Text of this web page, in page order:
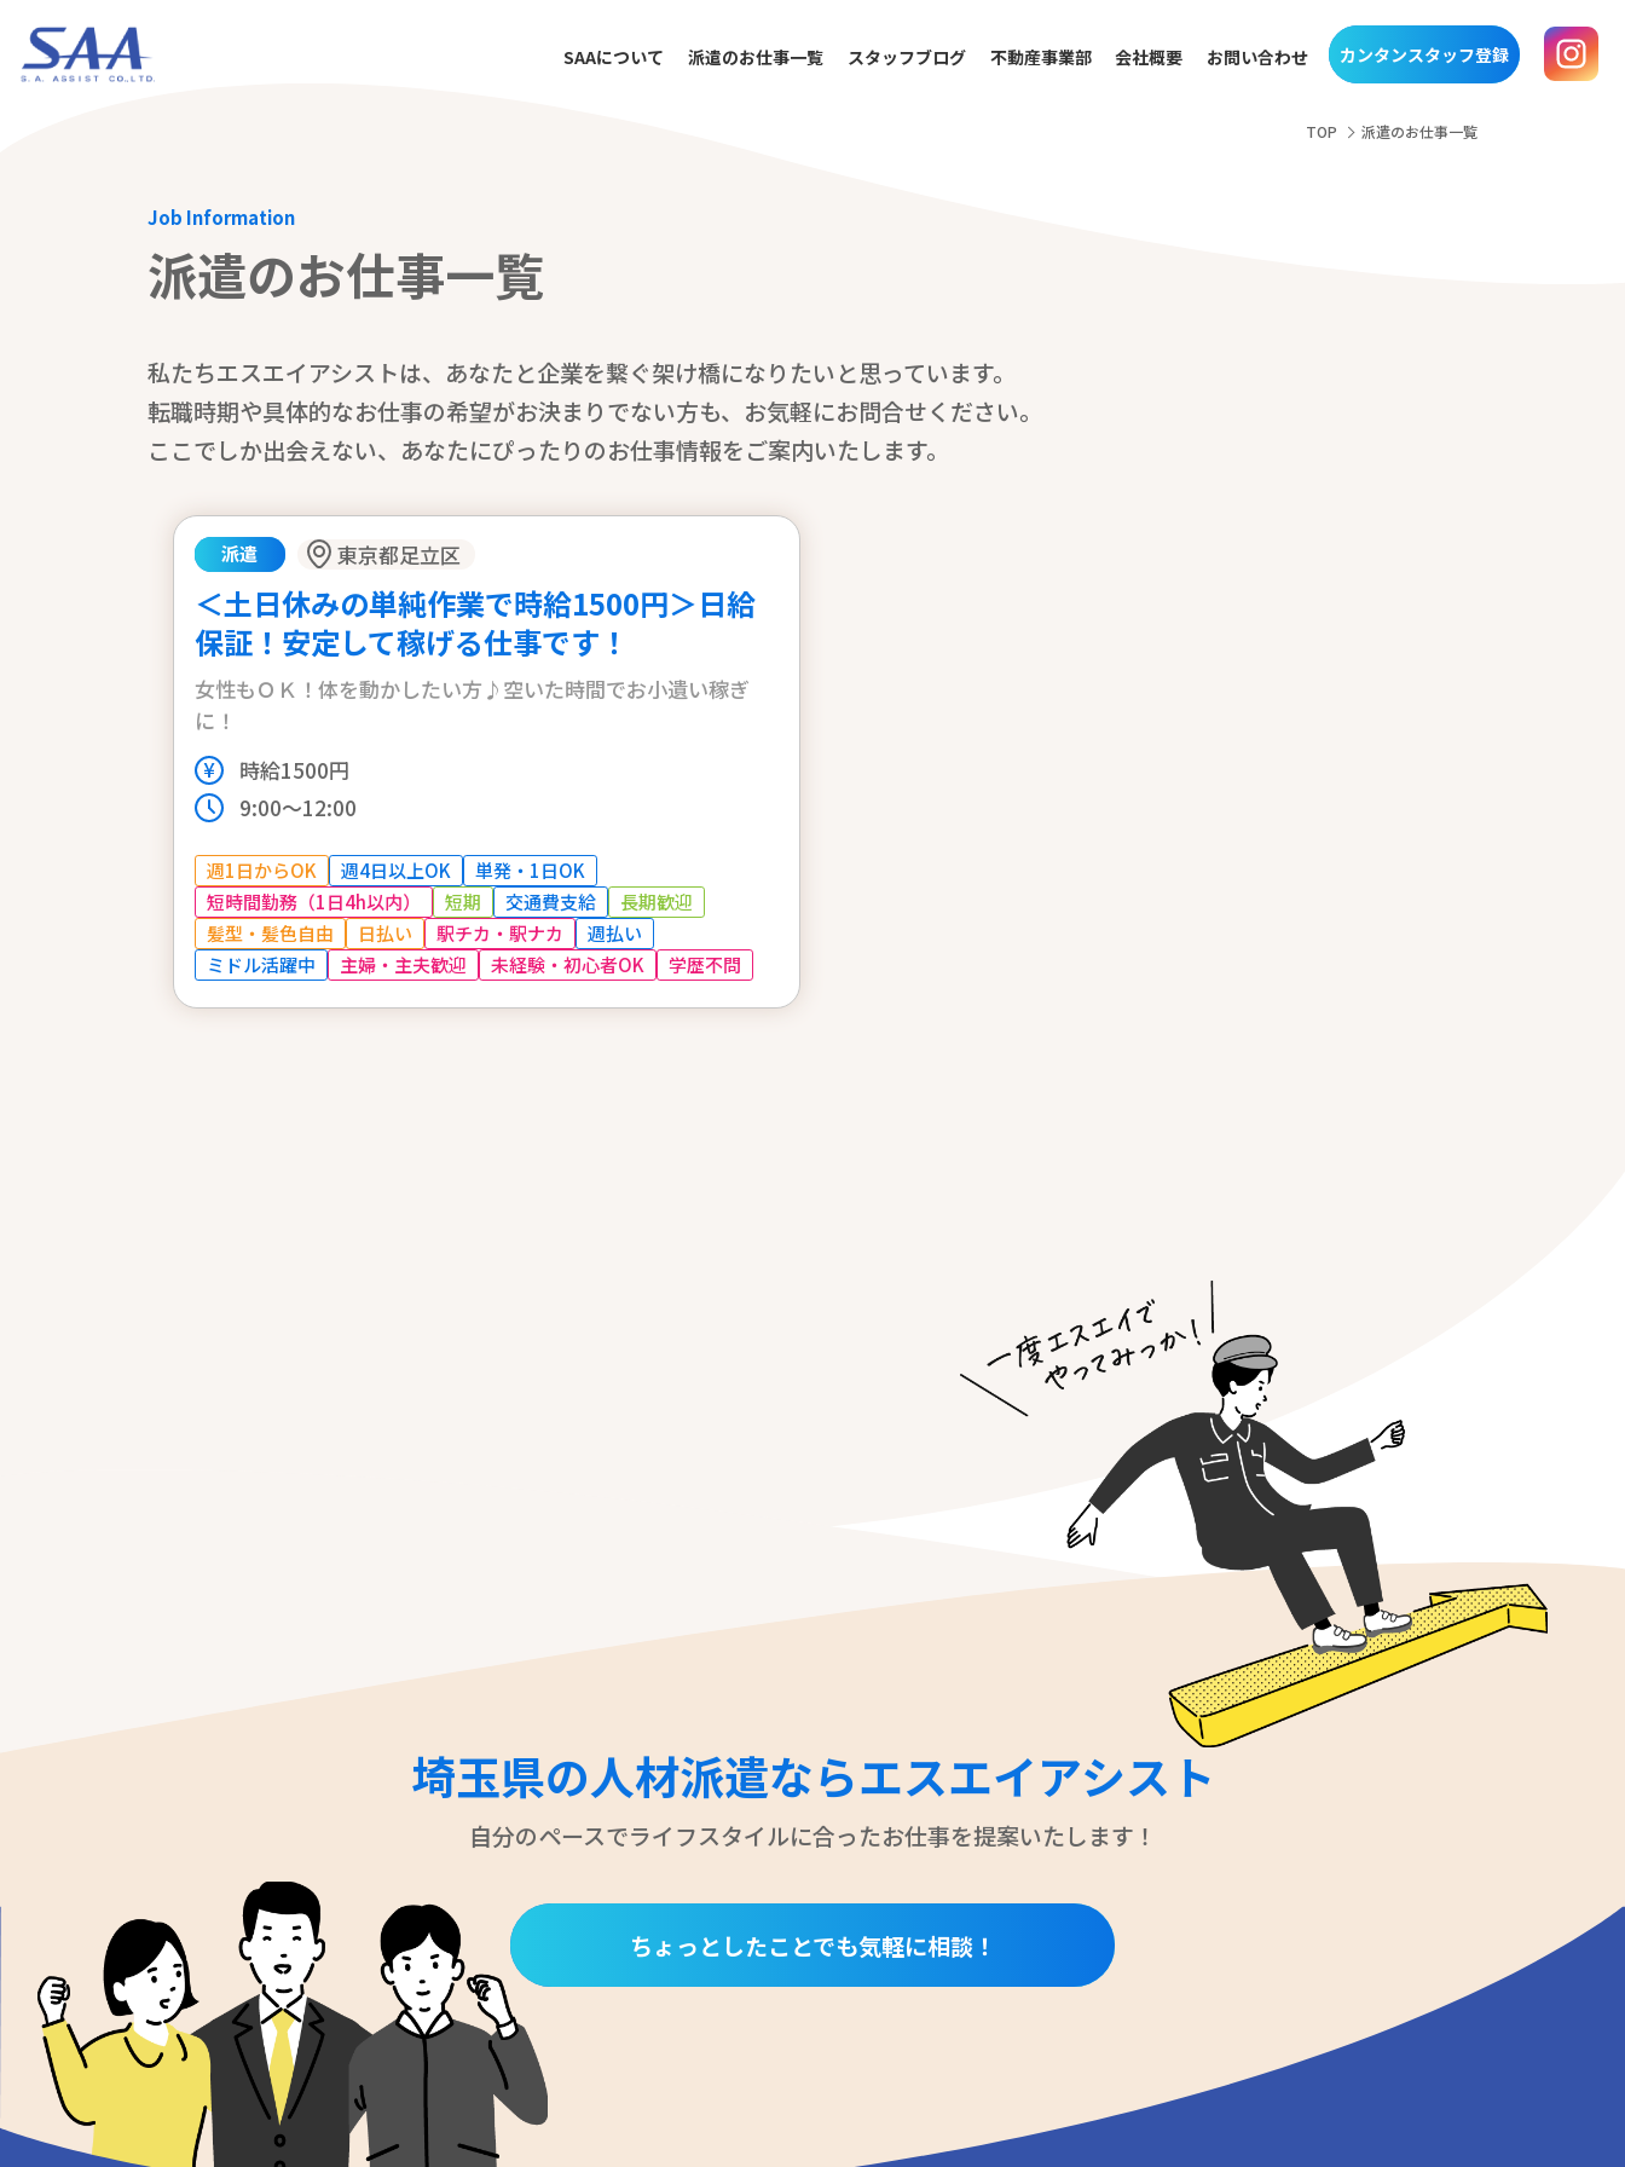
SAAについて 派遣のお仕事一覧 スタッフブログ 不動産事業部 会社概要 お問い合わせ カンタンスタッフ登録
TOP 派遣のお仕事一覧
Job Information
派遣のお仕事一覧
私たちエスエイアシストは、あなたと企業を繋ぐ架け橋になりたいと思っています。
転職時期や具体的なお仕事の希望がお決まりでない方も、お気軽にお問合せください。
ここでしか出会えない、あなたにぴったりのお仕事情報をご案内いたします。
派遣 東京都足立区
＜土日休みの単純作業で時給1500円＞日給
保証！安定して稼げる仕事です！
女性もＯＫ！体を動かしたい方♪空いた時間でお小遺い稼ぎ
に！
時給1500円
9:00～12:00
週1日からOK 週4日以上OK
単発・1日OK
短時間勤務（1日4h以内）
短期 交通費支給
長期歓迎
髪型・髪色自由
日払い 駅チカ・駅ナカ
週払い
ミドル活躍中
主婦・主夫歓迎 未経験・初心者OK 学歴不問
埼玉県の人材派遣ならエスエイアシスト
自分のペースでライフスタイルに合ったお仕事を提案いたします！
ちょっとしたことでも気軽に相談！